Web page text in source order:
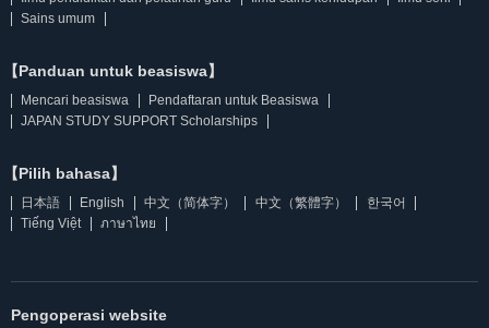
Sains umum
【Panduan untuk beasiswa】
Mencari beasiswa
Pendaftaran untuk Beasiswa
JAPAN STUDY SUPPORT Scholarships
【Pilih bahasa】
日本語 English 中文（简体字） 中文（繁體字）
한국어
Tiếng Việt
ภาษาไทย
Pengoperasi website